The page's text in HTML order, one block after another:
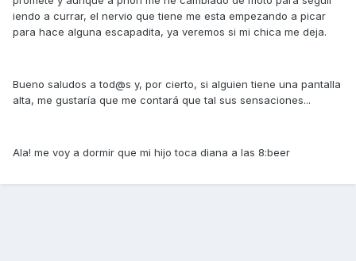
iendo a currar, el nervio que tiene me esta empezando a picar
para hace alguna escapadita, ya veremos si mi chica me deja.
Bueno saludos a tod@s y, por cierto, si alguien tiene una pantalla
alta, me gustaría que me contará que tal sus sensaciones...
Ala! me voy a dormir que mi hijo toca diana a las 8:beer